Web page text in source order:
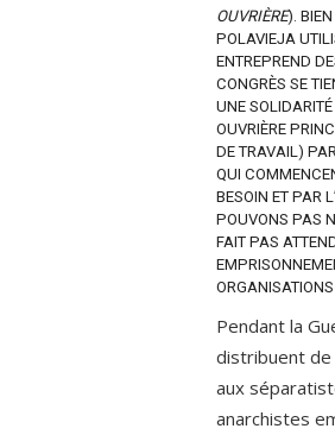
OUVRIÈRE).
POLAVIEJA
ENTREPREND
CONGRÈS SE
UNE
OUVRIÈRE
DE TRAVAIL)
QUI
BESOIN ET PAR
POUVONS PAS
FAIT PAS
ORGANISATIONS
Pendant la
distribuent de
aux
anarchistes